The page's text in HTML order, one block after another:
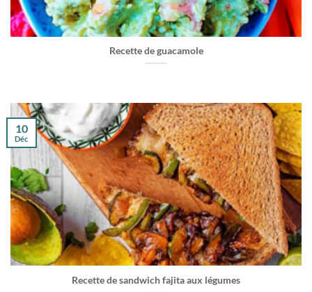
Recette de guacamole
Recette de sandwich fajita aux légumes
10
Déc